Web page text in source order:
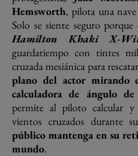
Hemsworth, pilota una
Solo se siente seguro
Hamilton Khaki X-
guardatiempo con tintes
cruzada mesiánica para
plano del actor mirando
calculadora de ángulo
permite al piloto calcular
vientos cruzados durante
público mantenga en su
mundo.